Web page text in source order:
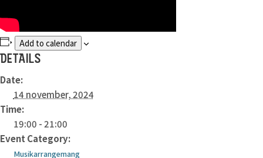
Add to calendar
DETAILS
Date:
14 november, 2024
Time:
19:00 - 21:00
Event Category:
Musikarrangemang